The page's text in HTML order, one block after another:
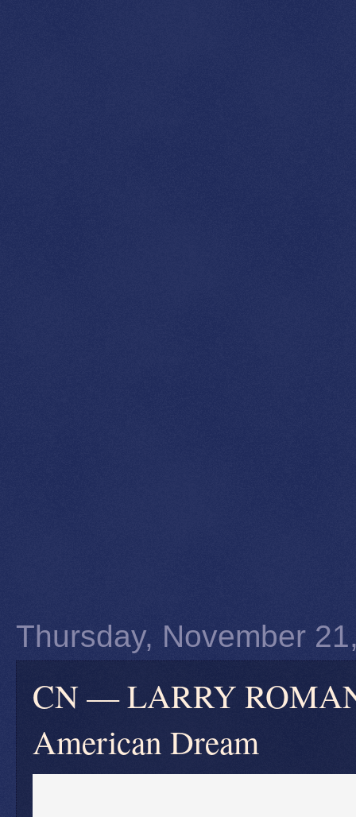
Thursday, November
CN — LARRY
American Dream